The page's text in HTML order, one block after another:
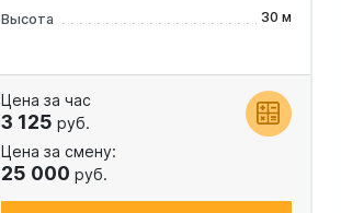
Высота 30 м
Цена за час
3 125 руб.
Цена за смену:
25 000 руб.